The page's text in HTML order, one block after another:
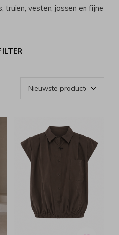
truien, vesten, jassen en fijne